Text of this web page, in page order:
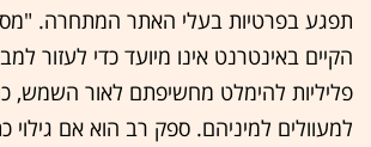
תפגע בפרטיות בעלי האתר המתחרה. "מסך
הקיים באינטרנט אינו מיועד כדי לעזור
פליליות להימלט מחשיפתם לאור השמש,
למעוולים למיניהם. ספק רב הוא אם גילוי